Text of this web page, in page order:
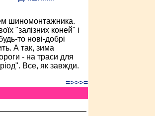
шиномонтажника.
"залізних коней" і
то нові-добрі
А так, зима
- на траси для
Все, як завжди.
=>>>=